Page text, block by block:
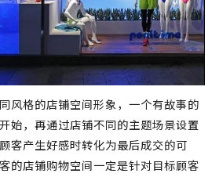
风格的店铺空间形象，一个有故事的
始，再通过店铺不同的主题场景设置
客产生好感时转化为最后成交的可
的店铺购物空间一定是针对目标顾客